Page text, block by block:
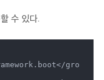
수 있다.